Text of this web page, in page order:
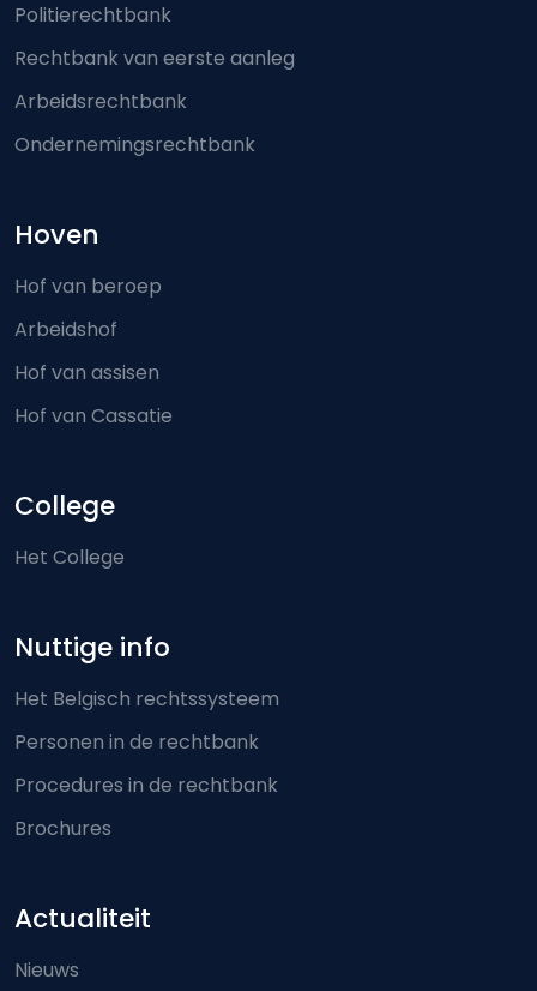
Politierechtbank
Rechtbank van eerste aanleg
Arbeidsrechtbank
Ondernemingsrechtbank
Hoven
Hof van beroep
Arbeidshof
Hof van assisen
Hof van Cassatie
College
Het College
Nuttige info
Het Belgisch rechtssysteem
Personen in de rechtbank
Procedures in de rechtbank
Brochures
Actualiteit
Nieuws